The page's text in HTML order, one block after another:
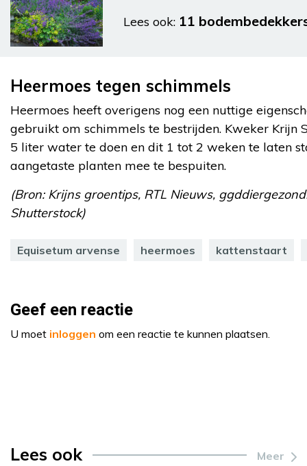
Lees ook: 11
Heermoes tegen schimmels
Heermoes heeft overigens nog een nuttige
gebruikt om schimmels te bestrijden. Kweker Krijn
5 liter water te doen en dit 1 tot 2 weken te laten
aangetaste planten mee te bespuiten.
(Bron: Krijns groentips, RTL Nieuws,
Shutterstock)
Equisetum arvense heermoes kattenstaart
Geef een reactie
U moet inloggen om een reactie te kunnen plaatsen.
Lees ook Meer